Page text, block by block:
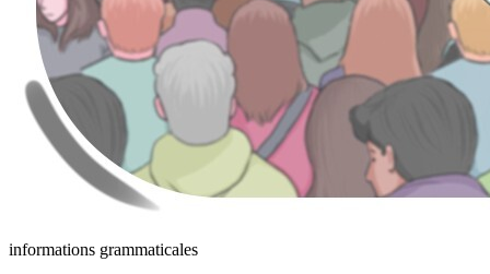
informations grammaticales